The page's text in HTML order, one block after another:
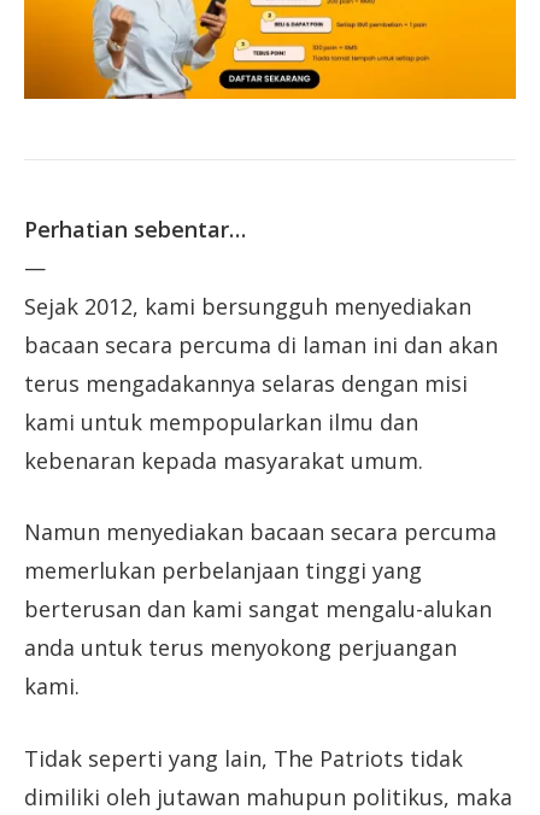
Perhatian sebentar…
—
Sejak 2012, kami bersungguh menyediakan
bacaan secara percuma di laman ini dan akan
terus mengadakannya selaras dengan misi
kami untuk mempopularkan ilmu dan
kebenaran kepada masyarakat umum.
Namun menyediakan bacaan secara percuma
memerlukan perbelanjaan tinggi yang
berterusan dan kami sangat mengalu-alukan
anda untuk terus menyokong perjuangan
kami.
Tidak seperti yang lain, The Patriots tidak
dimiliki oleh jutawan mahupun politikus, maka